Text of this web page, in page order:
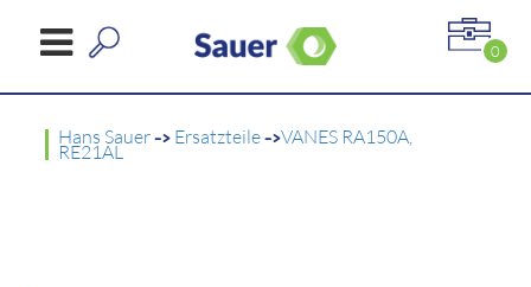
0
Hans Sauer-> Ersatzteile->VANES RA150A,
RE21AL